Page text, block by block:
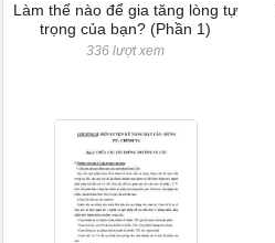
Làm thế nào để gia tăng lòng tự
trọng của bạn? (Phần 1)
336 lượt xem